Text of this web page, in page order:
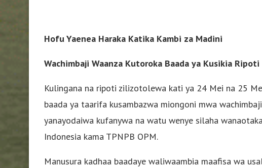
Hofu Yaenea Haraka Katika Kambi za Madini
Wachimbaji Waanza Kutoroka Baada ya Kusikia Ripoti
Kulingana na ripoti zilizotolewa kati ya 24 Mei na 25
baada ya taarifa kusambazwa miongoni mwa
yanayodaiwa kufanywa na watu wenye silaha
Indonesia kama TPNPB OPM.
Manusura kadhaa baadaye waliwaambia maafisa wa